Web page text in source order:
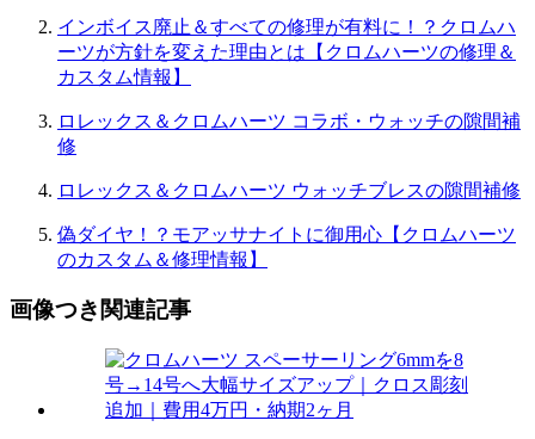
インボイス廃止＆すべての修理が有料に！？クロムハ
ーツが方針を変えた理由とは【クロムハーツの修理＆
カスタム情報】
ロレックス＆クロムハーツ コラボ・ウォッチの隙間補
修
ロレックス＆クロムハーツ ウォッチブレスの隙間補修
偽ダイヤ！？モアッサナイトに御用心【クロムハーツ
のカスタム＆修理情報】
画像つき関連記事